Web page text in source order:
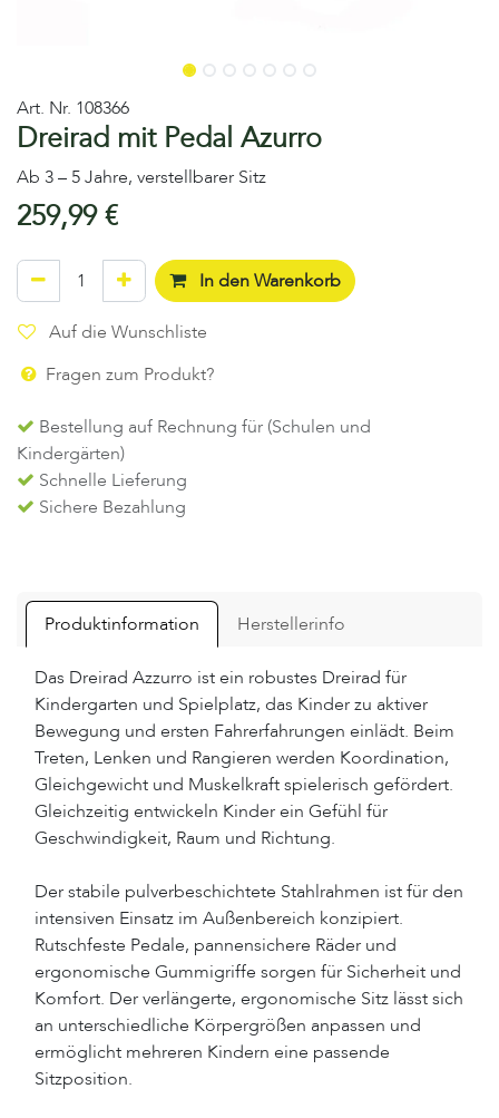
Art. Nr. 108366
Dreirad mit Pedal Azurro
Ab 3 – 5 Jahre, verstellbarer Sitz
259,99€
In den Warenkorb
Auf die Wunschliste
Fragen zum Produkt?
Bestellung auf Rechnung für (Schulen und
Kindergärten)
Schnelle Lieferung
Sichere Bezahlung
Produktinformation Herstellerinfo
Das Dreirad Azzurro ist ein robustes Dreirad für
Kindergarten und Spielplatz, das Kinder zu aktiver
Bewegung und ersten Fahrerfahrungen einlädt. Beim
Treten, Lenken und Rangieren werden Koordination,
Gleichgewicht und Muskelkraft spielerisch gefördert.
Gleichzeitig entwickeln Kinder ein Gefühl für
Geschwindigkeit, Raum und Richtung.
Der stabile pulverbeschichtete Stahlrahmen ist für den
intensiven Einsatz im Außenbereich konzipiert.
Rutschfeste Pedale, pannensichere Räder und
ergonomische Gummigriffe sorgen für Sicherheit und
Komfort. Der verlängerte, ergonomische Sitz lässt sich
an unterschiedliche Körpergrößen anpassen und
ermöglicht mehreren Kindern eine passende
Sitzposition.